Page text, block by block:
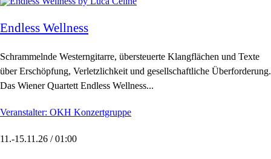
Endless Wellness
Schrammelnde Westerngitarre, übersteuerte Klangflächen und Texte
über Erschöpfung, Verletzlichkeit und gesellschaftliche Überforderung.
Das Wiener Quartett Endless Wellness...
Veranstalter: OKH Konzertgruppe
11.-15.11.26 / 01:00